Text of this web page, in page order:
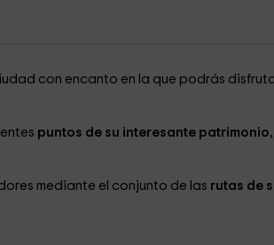
con encanto en la que podrás
puntos de su interesante patrimonio,
mediante el conjunto de las rutas de